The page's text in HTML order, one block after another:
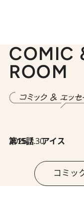
COMIC
ROOM
2026.7.30
第15話 アイス
コミッ